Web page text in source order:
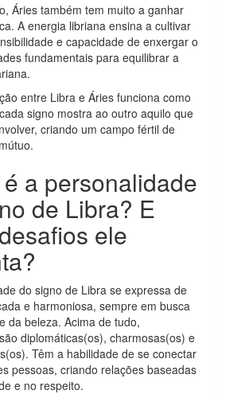
Áries também tem muito a ganhar
A energia libriana ensina a cultivar
e capacidade de enxergar o
fundamentais para equilibrar a
entre Libra e Áries funciona como
signo mostra ao outro aquilo que
criando um campo fértil de
a personalidade
de Libra? E
ele
do signo de Libra se expressa de
e harmoniosa, sempre em busca
da beleza. Acima de tudo,
diplomáticas(os), charmosas(os) e
Têm a habilidade de se conectar
pessoas, criando relações baseadas
e no respeito.